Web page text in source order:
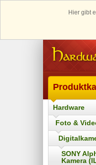
Hier gibt
Hardware
Foto &
SONY
Kamera